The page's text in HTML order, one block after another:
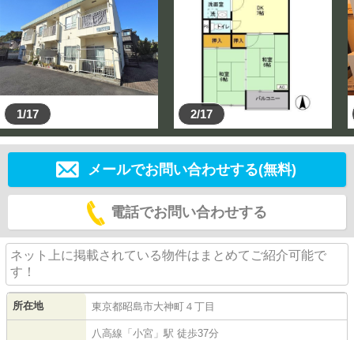
1/17 2/17
メールでお問い合わせする(無料)
電話でお問い合わせする
ネット上に掲載されている物件はまとめてご紹介可能で
す！
所在地 東京都昭島市大神町 ４丁目
八高線 「小宮 」駅 徒歩37分